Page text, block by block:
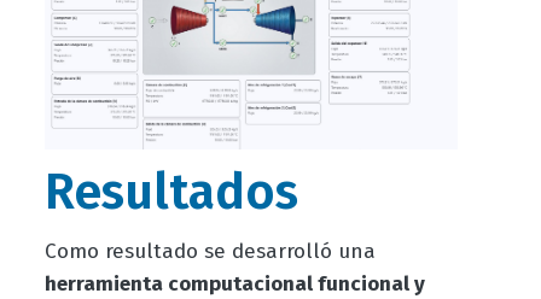
Resultados
Como resultado se desarrolló una
herramienta computacional funcional y